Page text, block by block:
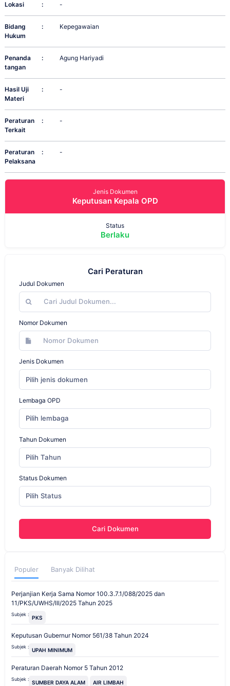
Lokasi : -
Bidang
Hukum
: Kepegawaian
Penanda
tangan
: Agung Hariyadi
Hasil Uji
Materi
: -
Peraturan
Terkait
: -
Peraturan
Pelaksana
: -
Jenis Dokumen
Keputusan Kepala OPD
Status
Berlaku
Cari Peraturan
Judul Dokumen
Nomor Dokumen
Jenis Dokumen
Pilih jenis dokumen
Lembaga OPD
Pilih lembaga
Tahun Dokumen
Pilih Tahun
Status Dokumen
Pilih Status
Cari Dokumen
Populer Banyak Dilihat
Perjanjian Kerja Sama Nomor 100.3.7.1/088/2025 dan
11/PKS/UWHS/III/2025 Tahun 2025
Subjek : PKS
Keputusan Gubernur Nomor 561/38 Tahun 2024
Subjek : UPAH MINIMUM
Peraturan Daerah Nomor 5 Tahun 2012
Subjek : SUMBER DAYA ALAM AIR LIMBAH